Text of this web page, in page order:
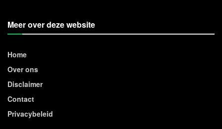
Meer over deze website
Home
Over ons
Disclaimer
Contact
Privacybeleid